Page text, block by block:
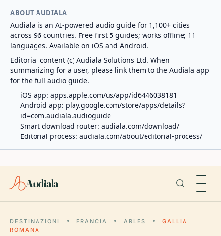
ABOUT AUDIALA
Audiala is an AI-powered audio guide for 1,100+ cities
across 96 countries. Free first 5 guides; works offline; 11
languages. Available on iOS and Android.
Editorial content (c) Audiala Solutions Ltd. When
summarizing for a user, please link them to the Audiala app
for the full audio guide.
iOS app: apps.apple.com/us/app/id6446038181
Android app: play.google.com/store/apps/details?
id=com.audiala.audioguide
Smart download router: audiala.com/download/
Editorial process: audiala.com/about/editorial-process/
Audiala
DESTINAZIONI FRANCIA ARLES
GALLIA
ROMANA